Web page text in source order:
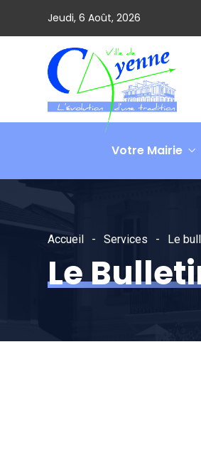
Jeudi, 6 Août, 2026
Le ministre
Votre Mairie
Accueil Services Le
Le